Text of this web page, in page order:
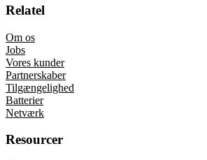
Relatel
Om os
Jobs
Vores kunder
Partnerskaber
Tilgængelighed
Batterier
Netværk
Resourcer